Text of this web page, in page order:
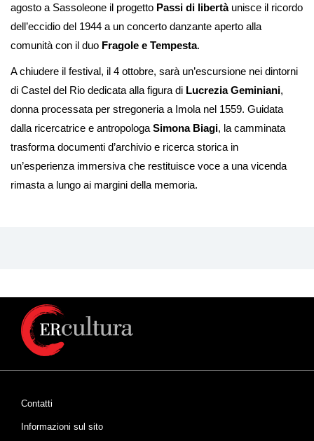
agosto a Sassoleone il progetto Passi di libertà unisce il ricordo
dell’eccidio del 1944 a un concerto danzante aperto alla
comunità con il duo Fragole e Tempesta.
A chiudere il festival, il 4 ottobre, sarà un’escursione nei dintorni
di Castel del Rio dedicata alla figura di Lucrezia Geminiani,
donna processata per stregoneria a Imola nel 1559. Guidata
dalla ricercatrice e antropologa Simona Biagi, la camminata
trasforma documenti d’archivio e ricerca storica in
un’esperienza immersiva che restituisce voce a una vicenda
rimasta a lungo ai margini della memoria.
Contatti
Informazioni sul sito